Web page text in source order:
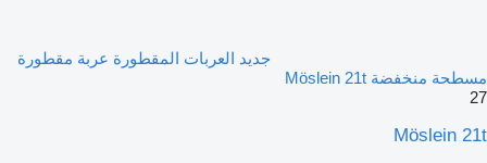
جديد العربات المقطورة عربة مقطورة
مسطحة منخفضة Möslein 21t
27
Möslein 21t